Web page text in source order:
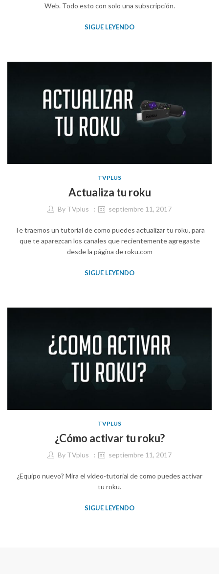
Web. Todo esto con solo una subscripción.
SIGUE LEYENDO
TVPLUS
Actualiza tu roku
By TVplus septiembre 11, 2017
Te traemos un tutorial de como puedes actualizar tu roku, para
que te aparezcan los canales que recientemente agregaste
desde la página de roku.com
SIGUE LEYENDO
TVPLUS
¿Cómo activar tu roku?
By TVplus septiembre 11, 2017
¿Equipo nuevo? Mira el video-tutorial de como puedes activar
tu roku.
SIGUE LEYENDO